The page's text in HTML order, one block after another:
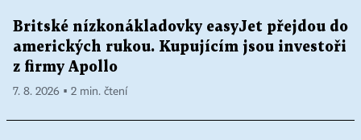
Britské nízkonákladovky easyJet přejdou do
amerických rukou. Kupujícím jsou investoři
z firmy Apollo
7. 8. 2026 ▪ 2 min. čtení